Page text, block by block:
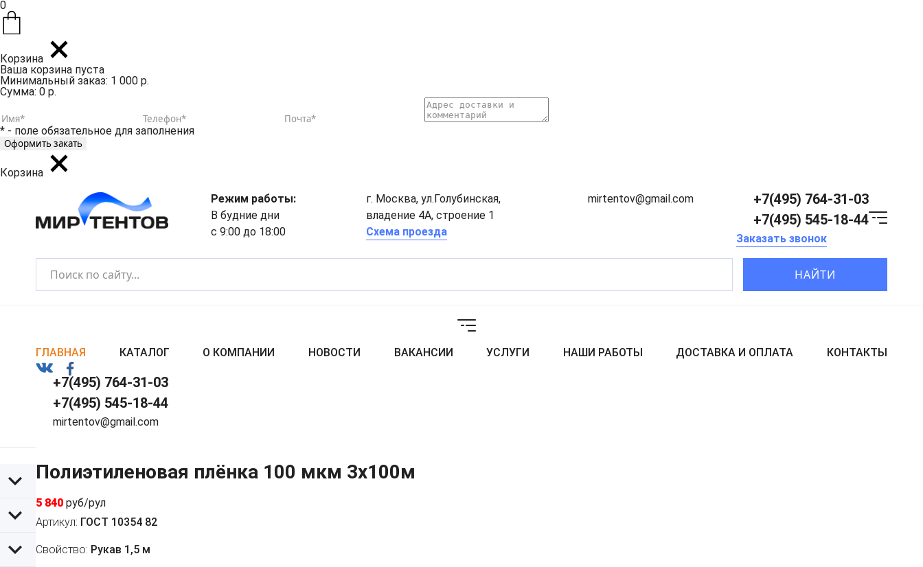
0
Корзина
Ваша корзина пуста
Минимальный заказ: 1 000 р.
Сумма: 0 р.
* - поле обязательное для заполнения
Корзина
Режим работы:
В будние дни
с 9:00 до 18:00
г. Москва, ул.Голубинская,
владение 4А, строение 1
Схема проезда
mirtentov@gmail.com
+7(495) 764-31-03
+7(495) 545-18-44
Заказать звонок
НАЙТИ
ГЛАВНАЯ КАТАЛОГ О КОМПАНИИ НОВОСТИ ВАКАНСИИ УСЛУГИ НАШИ РАБОТЫ ДОСТАВКА И ОПЛАТА КОНТАКТЫ
+7(495) 764-31-03
+7(495) 545-18-44
mirtentov@gmail.com
Полиэтиленовая плёнка 100 мкм 3x100м
5 840 руб/рул
Артикул: ГОСТ 10354 82
Свойство: Рукав 1,5 м